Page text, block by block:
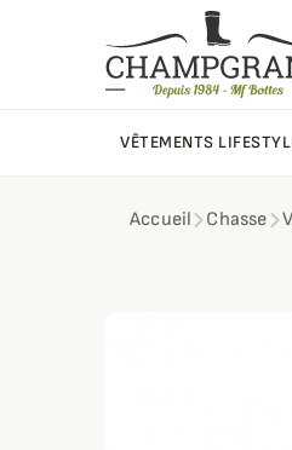
VÊTEMENTS
Accueil Chasse